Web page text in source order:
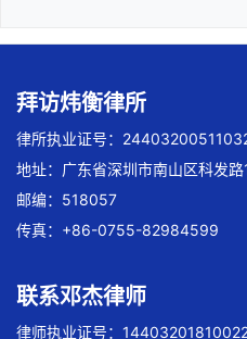
拜访炜衡律所
律所执业证号：
地址：广东省深圳市南山区科发
邮编：518057
传真：+86-0755-82984599
联系邓杰律师
律师执业证号：